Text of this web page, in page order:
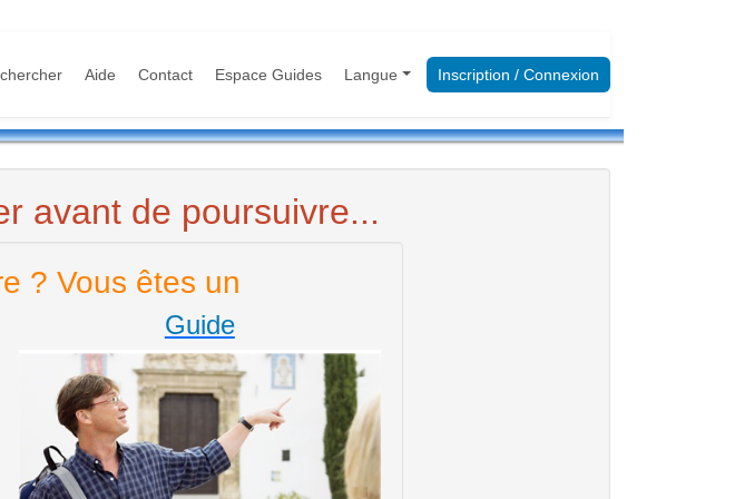
Aide Contact Espace Guides Langue Inscription / Connexion
avant de poursuivre...
? Vous êtes un
Guide